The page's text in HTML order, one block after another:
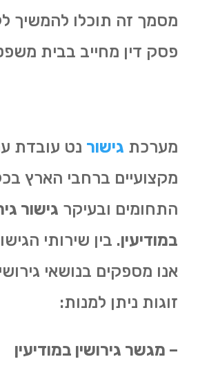
מסמך זה תוכלו להמשיך
פסק דין מחייב בבית
מערכת גישור נט עובדת
מקצועיים ברחבי הארץ
התחומים ובעיקר גישור
במודיעין. בין שירותי
אנו מספקים בנושאי
זוגות ניתן למנות:
– מגשר גירושין במודיעין